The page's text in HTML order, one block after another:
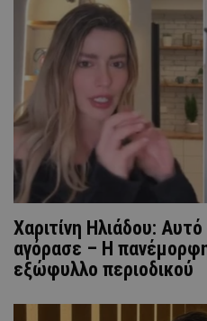
Xαριτίνη Ηλιάδου: Αυτό
αγόρασε – Η
εξώφυλλο περιοδικού